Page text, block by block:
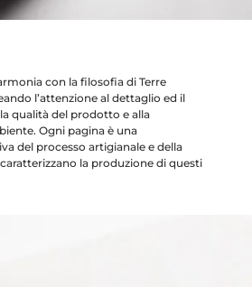
con la filosofia di Terre
l’attenzione al dettaglio ed il
qualità del prodotto e alla
Ogni pagina è una
del processo artigianale e della
la produzione di questi